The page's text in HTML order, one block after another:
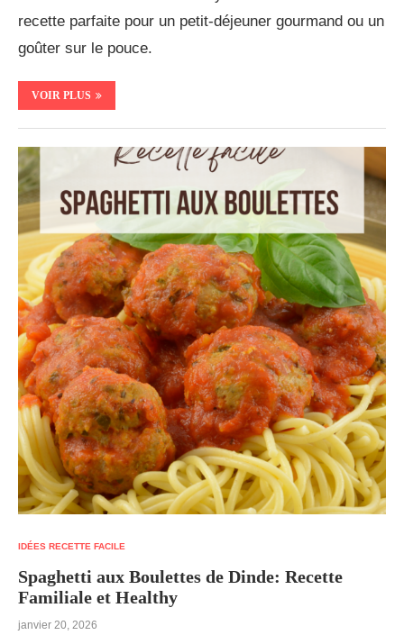
recette parfaite pour un petit-déjeuner gourmand ou un
goûter sur le pouce.
VOIR PLUS
IDÉES RECETTE FACILE
Spaghetti aux Boulettes de Dinde: Recette
Familiale et Healthy
janvier 20, 2026